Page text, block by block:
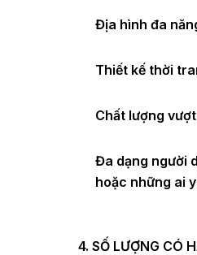
Địa hình đa
Thiết kế thời
Chất lượng
Đa dạng người
hoặc những ai
4. SỐ LƯỢNG CÓ